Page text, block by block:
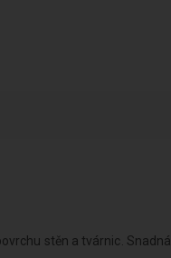
stěn a tvárnic. Snadná